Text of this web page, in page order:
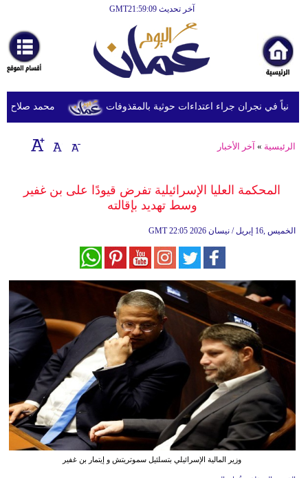
آخر تحديث GMT21:59:09
أخبارعاجلة
رياضة
ثقافة
إقتصاد
وموسيقى
سياحة
وسفر
ديكور
إعلام
تعليم
محمد صلاح يصل
الرئيسية » آخر الأخبار
المحكمة العليا الإسرائيلية تفرض قيودًا على بن غفير
وسط تهديد بإقالته
GMT 22:05 2026 الخميس ,16 إبريل / نيسان
وزير المالية الإسرائيلي بتسلئيل سموتريتش و إيتمار بن غفير